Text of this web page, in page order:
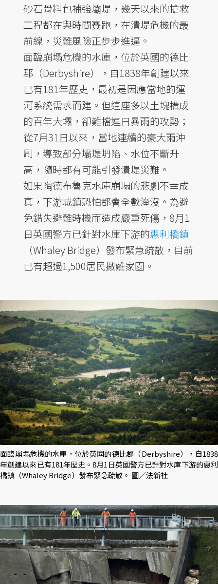
砂石骨料包補強壩堤，幾天以來的搶救
工程都在與時間賽跑，在潰堤危機的最
前線，災難風險正步步進逼。
面臨崩塌危機的水庫，位於英國的德比
郡（Derbyshire），自1838年創建以來
已有181年歷史，最初是因應當地的運
河系統需求而建。但這座多以土塊構成
的百年大壩，卻難擋連日暴雨的攻勢；
從7月31日以來，當地連續的豪大雨沖
刷，導致部分壩堤坍陷、水位不斷升
高，隨時都有可能引發潰堤災難。
如果陶德布魯克水庫崩塌的悲劇不幸成
真，下游城鎮恐怕都會全數淹沒。為避
免錯失避難時機而造成嚴重死傷，8月1
日英國警方已針對水庫下游的惠利橋鎮
（Whaley Bridge）發布緊急疏散，目前
已有超過1,500居民撤離家園。
面臨崩塌危機的水庫，位於英國的德比郡（Derbyshire），自1838
年創建以來已有181年歷史。8月1日英國警方已針對水庫下游的惠利
橋鎮（Whaley Bridge）發布緊急疏散。 圖／法新社